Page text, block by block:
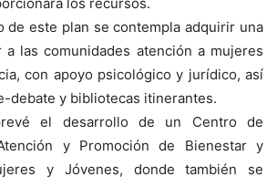
de este plan se contempla adquirir una
a las comunidades atención a mujeres
con apoyo psicológico y jurídico, así
debate y bibliotecas itinerantes.
el desarrollo de un Centro de
y Promoción de Bienestar y
y Jóvenes, donde también se